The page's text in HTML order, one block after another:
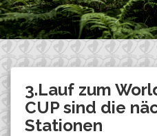
3.Lauf zum
CUP sind die
Stationen